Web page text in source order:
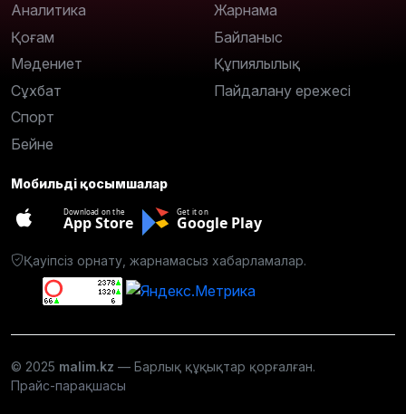
Аналитика
Қоғам
Мәдениет
Сұхбат
Спорт
Бейне
Жарнама
Байланыс
Құпиялылық
Пайдалану ережесі
Мобильді қосымшалар
Download on the
App Store
Get it on
Google Play
Қауіпсіз орнату, жарнамасыз хабарламалар.
© 2025 malim.kz — Барлық құқықтар қорғалған.
Прайс-парақшасы